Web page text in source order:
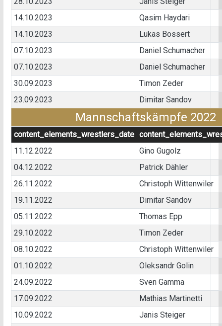
14.10.2023
Qasim Haydari
14.10.2023
Lukas Bossert
07.10.2023
Daniel Schumacher
07.10.2023
Daniel Schumacher
30.09.2023
Timon Zeder
23.09.2023
Dimitar Sandov
Mannschaftskämpfe 2022
content_elements_wrestlers_date
11.12.2022
Gino Gugolz
04.12.2022
Patrick Dähler
26.11.2022
Christoph Wittenwiler
19.11.2022
Dimitar Sandov
05.11.2022
Thomas Epp
29.10.2022
Timon Zeder
08.10.2022
Christoph Wittenwiler
01.10.2022
Oleksandr Golin
24.09.2022
Sven Gamma
17.09.2022
Mathias Martinetti
10.09.2022
Janis Steiger